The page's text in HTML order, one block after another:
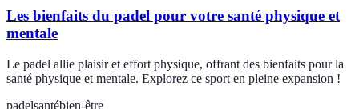
Les bienfaits du padel pour votre santé physique et
mentale
Le padel allie plaisir et effort physique, offrant des bienfaits pour la
santé physique et mentale. Explorez ce sport en pleine expansion !
padelsantébien-être